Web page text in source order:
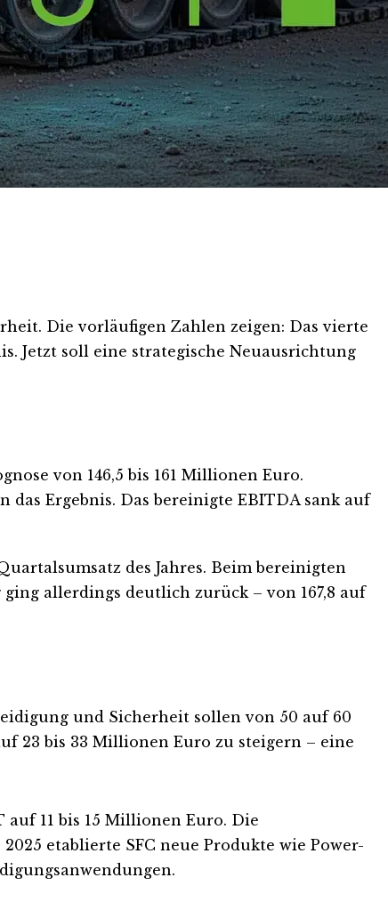
Die vorläufigen Zahlen zeigen: Das vierte
Jetzt soll eine strategische Neuausrichtung
von 146,5 bis 161 Millionen Euro.
Ergebnis. Das bereinigte EBITDA sank auf
des Jahres. Beim bereinigten
allerdings deutlich zurück – von 167,8 auf
und Sicherheit sollen von 50 auf 60
23 bis 33 Millionen Euro zu steigern – eine
11 bis 15 Millionen Euro. Die
etablierte SFC neue Produkte wie Power-